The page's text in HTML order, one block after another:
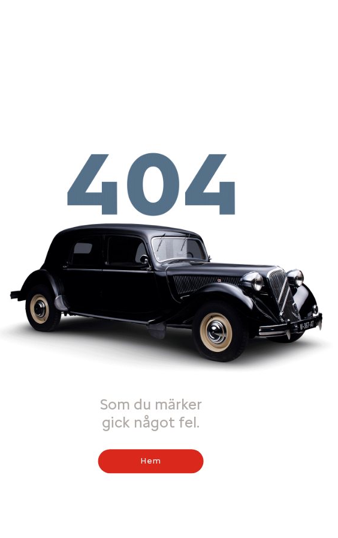
Som du märker
gick något fel.
Hem